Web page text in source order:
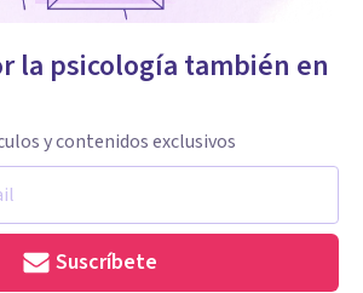
la psicología también en
y contenidos exclusivos
Suscríbete